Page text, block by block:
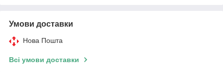
Умови доставки
Нова Пошта
Всі умови доставки